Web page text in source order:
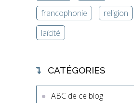
francophonie
religion
laïcité
CATÉGORIES
ABC de ce blog